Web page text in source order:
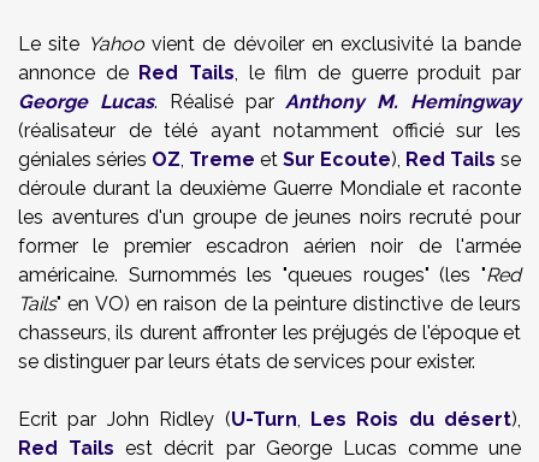
Le site Yahoovient de dévoiler en exclusivité la bande
annonce de Red Tails, le film de guerre produit par
George Lucas. Réalisé parAnthony M. Hemingway
(réalisateur de télé ayant notamment officié sur les
géniales séries OZ, Treme et Sur Ecoute), Red Tails se
déroule durant la deuxième Guerre Mondiale et raconte
les aventures d'un groupe de jeunes noirs recruté pour
former le premier escadron aérien noir de l'armée
américaine. Surnommés les "queues rouges" (les "Red
Tails" en VO) en raison de la peinture distinctive de leurs
chasseurs, ils durent affronter les préjugés de l'époque et
se distinguer par leurs états de services pour exister.
Ecrit par John Ridley (U-Turn, Les Rois du désert),
Red Tails est décrit par George Lucas comme une